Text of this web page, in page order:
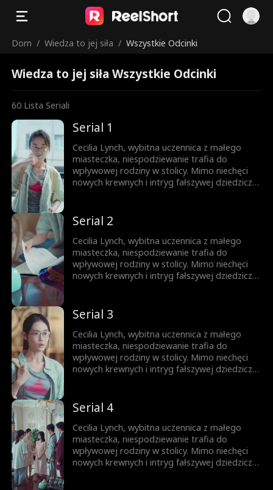
Dom / Wiedza to jej siła / Wszystkie Odcinki
Wiedza to jej siła Wszystkie Odcinki
60 Lista Seriali
Serial 1
Cecilia Lynch, wybitna uczennica z małego
miasteczka, niespodziewanie trafia do
wpływowej rodziny w stolicy. Mimo niechęci
nowych krewnych i intryg fałszywej dziedziczki,
Jej upór otwiera drzwi na prestiżowy
uniwersytet, zapewniając przyszłość
zbudowaną na własnych sukcesach.
Serial 2
Cecilia Lynch, wybitna uczennica z małego
miasteczka, niespodziewanie trafia do
wpływowej rodziny w stolicy. Mimo niechęci
nowych krewnych i intryg fałszywej dziedziczki,
Jej upór otwiera drzwi na prestiżowy
uniwersytet, zapewniając przyszłość
zbudowaną na własnych sukcesach.
Serial 3
Cecilia Lynch, wybitna uczennica z małego
miasteczka, niespodziewanie trafia do
wpływowej rodziny w stolicy. Mimo niechęci
nowych krewnych i intryg fałszywej dziedziczki,
Jej upór otwiera drzwi na prestiżowy
uniwersytet, zapewniając przyszłość
zbudowaną na własnych sukcesach.
Serial 4
Cecilia Lynch, wybitna uczennica z małego
miasteczka, niespodziewanie trafia do
wpływowej rodziny w stolicy. Mimo niechęci
nowych krewnych i intryg fałszywej dziedziczki,